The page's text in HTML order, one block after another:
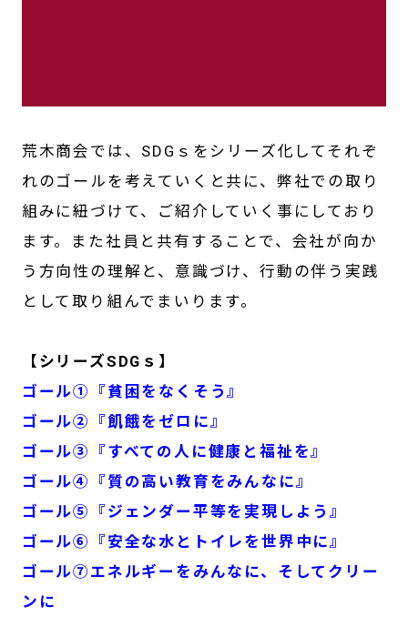
荒木商会では、SDGｓをシリーズ化してそれぞ
れのゴールを考えていくと共に、弊社での取り
組みに紐づけて、ご紹介していく事にしており
ます。また社員と共有することで、会社が向か
う方向性の理解と、意識づけ、行動の伴う実践
として取り組んでまいります。
【シリーズSDGｓ】
ゴール①『貧困をなくそう』
ゴール②『飢餓をゼロに』
ゴール③『すべての人に健康と福祉を』
ゴール④『質の高い教育をみんなに』
ゴール⑤『ジェンダー平等を実現しよう』
ゴール⑥『安全な水とトイレを世界中に』
ゴール⑦エネルギーをみんなに、そしてクリー
ンに